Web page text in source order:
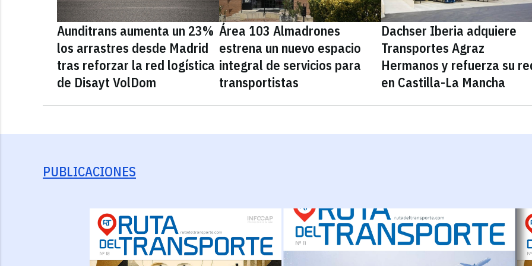
Aunditrans aumenta un 23%
los arrastres desde Madrid
tras reforzar la red logística
de Disayt VolDom
Área 103 Almadrones
estrena un nuevo espacio
integral de servicios para
transportistas
Dachser Iberia adquiere
Transportes Agraz
Hermanos y refuerza su
en Castilla-La Mancha
PUBLICACIONES